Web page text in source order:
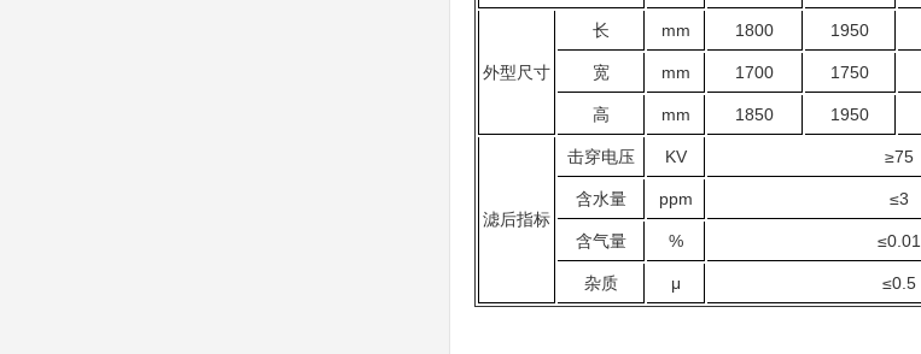
外型尺寸
长 mm 1800 1950
宽 mm 1700 1750
高 mm 1850 1950
滤后指标
击穿电压 KV ≥75
含水量 ppm ≤3
含气量 % ≤0.01
杂质 μ ≤0.5